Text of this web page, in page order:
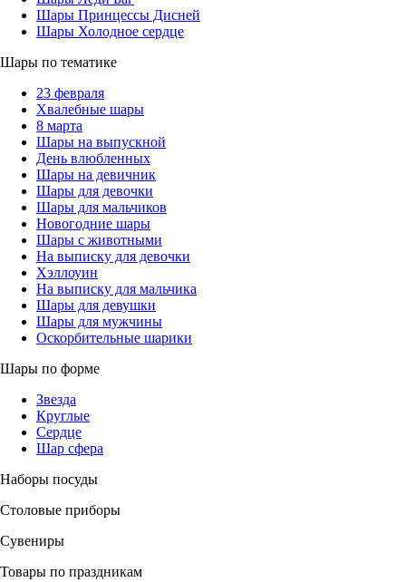
Шары Принцессы Дисней
Шары Холодное сердце
Шары по тематике
23 февраля
Хвалебные шары
8 марта
Шары на выпускной
День влюбленных
Шары на девичник
Шары для девочки
Шары для мальчиков
Новогодние шары
Шары с животными
На выписку для девочки
Хэллоуин
На выписку для мальчика
Шары для девушки
Шары для мужчины
Оскорбительные шарики
Шары по форме
Звезда
Круглые
Сердце
Шар сфера
Наборы посуды
Столовые приборы
Сувениры
Товары по праздникам